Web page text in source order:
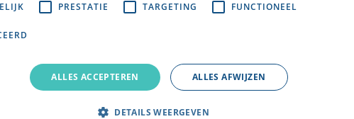
PRESTATIE TARGETING FUNCTIONEEL
ALLES ACCEPTEREN ALLES AFWIJZEN
DETAILS WEERGEVEN